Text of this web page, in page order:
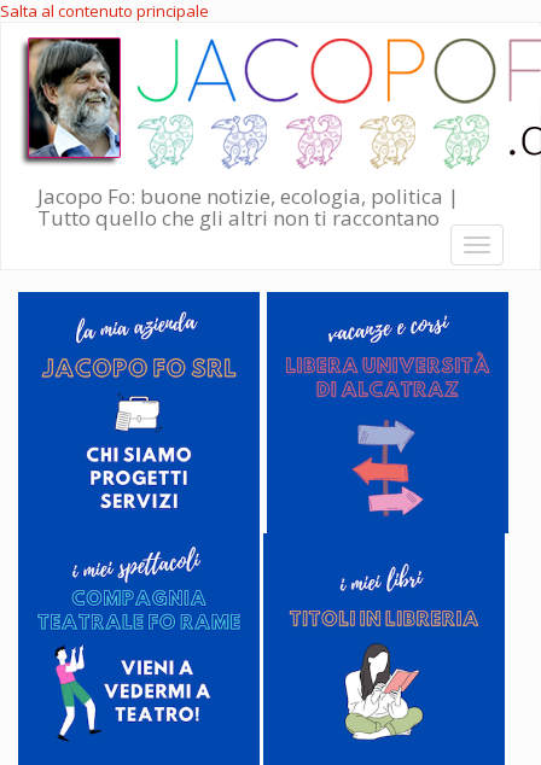
Salta al contenuto principale
Jacopo Fo: buone notizie, ecologia, politica |
Tutto quello che gli altri non ti raccontano
Toggle